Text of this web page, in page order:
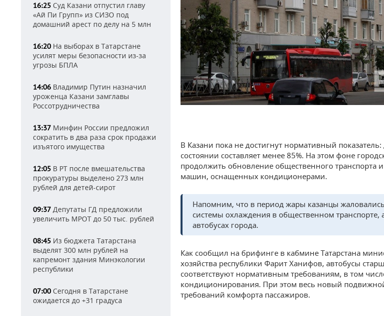
16:25 Суд Казани отпустил главу
«Ай Пи Групп» из СИЗО под
домашний арест по делу на 5 млн
16:20На выборах в Татарстане
усилят меры безопасности из-за
угрозы БПЛА
14:06 Владимир Путин назначил
уроженца Казани замглавы
Россотрудничества
13:37 Минфин России предложил
сократить в два раза срок продажи
изъятого имущества
12:05 В РТ после вмешательства
прокуратуры выделено 273 млн
рублей для детей-сирот
09:37 Депутаты ГД предложили
увеличить МРОТ до 50 тыс. рублей
08:45 Из бюджета Татарстана
выделят 300 млн рублей на
капремонт здания Минэкологии
республики
07:00Сегодня в Татарстане
ожидается до +31 градуса
В Казани пока не достигнут нормативный
состоянии составляет менее 85%. На этом фоне
продолжить обновление общественного транспорта
машин, оснащенных кондиционерами.
Напомним, что в период жары казанцы
системы охлаждения в общественном транспорте,
автобусах города.
Как сообщил на брифинге в кабмине Татарстана
хозяйства республики Фарит Ханифов, автобусы
соответствуют нормативным требованиям, в том
кондиционирования. При этом весь новый подвижной
требований комфорта пассажиров.